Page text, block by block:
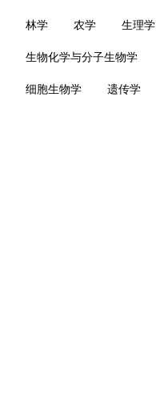
林学 农学 生理学
生物化学与分子生物学
细胞生物学 遗传学